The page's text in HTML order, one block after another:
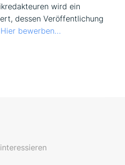
wird ein
dessen Veröffentlichung
Hier bewerben…